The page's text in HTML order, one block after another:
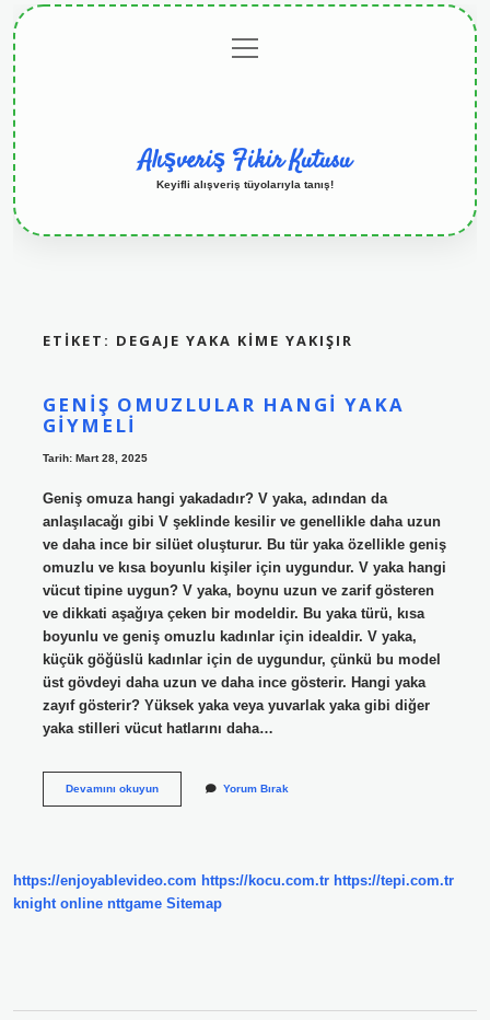
menüyü
aç
Alışveriş Fikir Kutusu
Keyifli alışveriş tüyolarıyla tanış!
ETIKET: DEGAJE YAKA KIME YAKIŞIR
GENIŞ OMUZLULAR HANGI YAKA
GIYMELI
Tarih: Mart 28, 2025
Geniş omuza hangi yakadadır? V yaka, adından da
anlaşılacağı gibi V şeklinde kesilir ve genellikle daha uzun
ve daha ince bir silüet oluşturur. Bu tür yaka özellikle geniş
omuzlu ve kısa boyunlu kişiler için uygundur. V yaka hangi
vücut tipine uygun? V yaka, boynu uzun ve zarif gösteren
ve dikkati aşağıya çeken bir modeldir. Bu yaka türü, kısa
boyunlu ve geniş omuzlu kadınlar için idealdir. V yaka,
küçük göğüslü kadınlar için de uygundur, çünkü bu model
üst gövdeyi daha uzun ve daha ince gösterir. Hangi yaka
zayıf gösterir? Yüksek yaka veya yuvarlak yaka gibi diğer
yaka stilleri vücut hatlarını daha…
Devamını okuyunGeniş
Yorum Bırak
https://enjoyablevideo.com https://kocu.com.tr https://tepi.com.tr
knight online nttgame Sitemap